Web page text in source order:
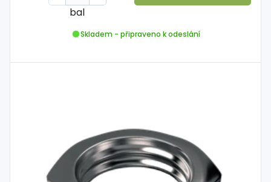
bal
Skladem - připraveno k odeslání